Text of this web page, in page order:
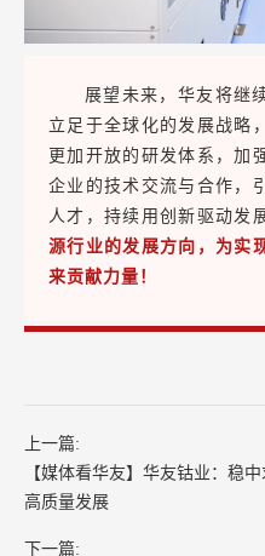
展望未来，华友将继
立足于全球化的发展战略
更加开放的研发体系，加
企业的技术交流与合作，
人才，持续用创新驱动发
源行业的发展方向，为实
来贡献力量！
上一篇:
【媒体看华友】华友钴业：稳
高质量发展
下一篇: